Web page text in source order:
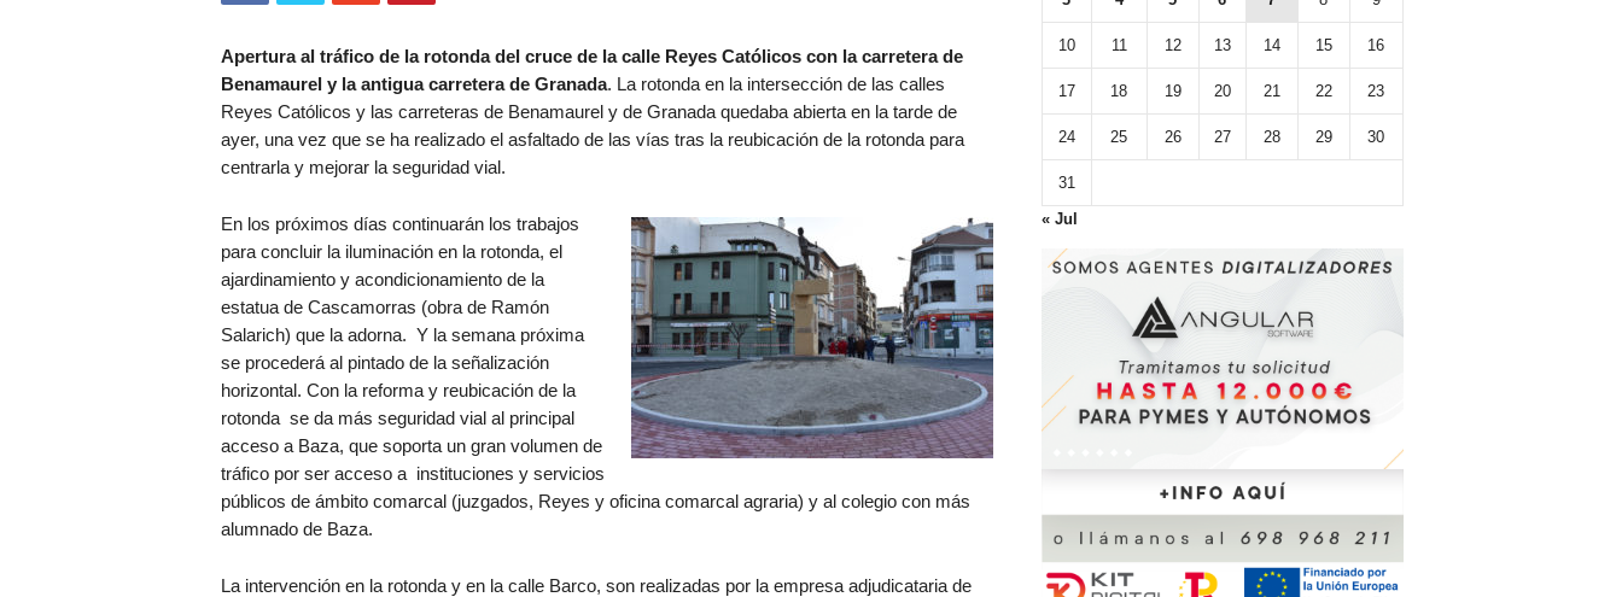
Apertura al tráfico de la rotonda del cruce de la calle Reyes Católicos con la carretera de
Benamaurel y la antigua carretera de Granada. La rotonda en la intersección de las calles
Reyes Católicos y las carreteras de Benamaurel y de Granada quedaba abierta en la tarde de
ayer, una vez que se ha realizado el asfaltado de las vías tras la reubicación de la rotonda para
centrarla y mejorar la seguridad vial.
En los próximos días continuarán los trabajos
para concluir la iluminación en la rotonda, el
ajardinamiento y acondicionamiento de la
estatua de Cascamorras (obra de Ramón
Salarich) que la adorna. Y la semana próxima
se procederá al pintado de la señalización
horizontal. Con la reforma y reubicación de la
rotonda se da más seguridad vial al principal
acceso a Baza, que soporta un gran volumen de
tráfico por ser acceso a instituciones y servicios
públicos de ámbito comarcal (juzgados, Reyes y oficina comarcal agraria) y al colegio con más
alumnado de Baza.
La intervención en la rotonda y en la calle Barco, son realizadas por la empresa adjudicataria de
10 11 12 13 14 15 16
17 18 19 20 21 22 23
24 25 26 27 28 29 30
31
« Jul